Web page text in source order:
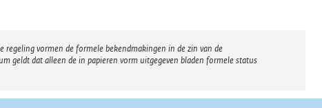
regeling vormen de formele bekendmakingen in de zin van de
geldt dat alleen de in papieren vorm uitgegeven bladen formele status